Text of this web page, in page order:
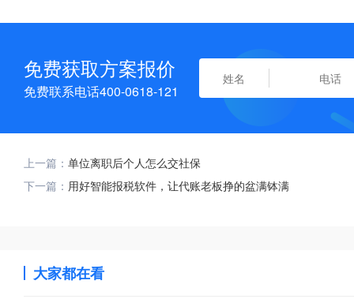
免费获取方案报价
免费联系电话400-0618-121
上一篇： 单位离职后个人怎么交社保
下一篇： 用好智能报税软件，让代账老板挣的盆满钵满
大家都在看